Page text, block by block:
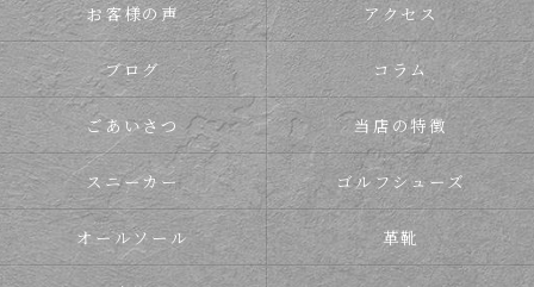
お客様の声 アクセス
ブログ コラム
ごあいさつ 当店の特徴
スニーカー ゴルフシューズ
オールソール 革靴